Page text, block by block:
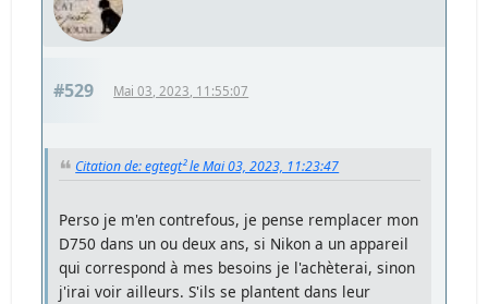
#529 Mai 03, 2023, 11:55:07
Citation de: egtegt² le Mai 03, 2023, 11:23:47
Perso je m'en contrefous, je pense remplacer mon
D750 dans un ou deux ans, si Nikon a un appareil
qui correspond à mes besoins je l'achèterai, sinon
j'irai voir ailleurs. S'ils se plantent dans leur